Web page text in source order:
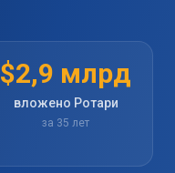
$2,9 млрд
вложено Ротари
за 35 лет